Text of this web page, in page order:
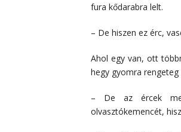
fura kődarabra lelt.
– De hiszen ez érc,
Ahol egy van, ott
hegy gyomra
– De az ércek
olvasztókemencét,